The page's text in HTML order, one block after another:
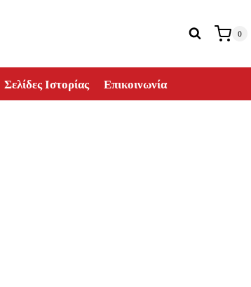
0
Σελίδες Ιστορίας Επικοινωνία